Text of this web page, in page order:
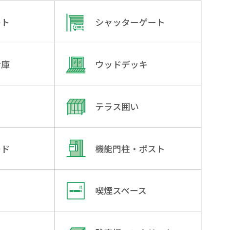
シャッターゲート
ウッドデッキ
テラス囲い
機能門柱・ポスト
喫煙スペース